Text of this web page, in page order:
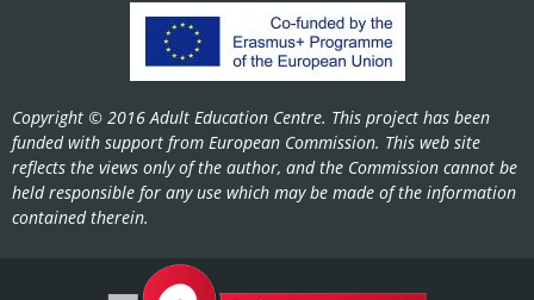
Copyright © 2016 Adult Education Centre. This project has been
funded with support from European Commission. This web site
reflects the views only of the author, and the Commission cannot be
held responsible for any use which may be made of the information
contained therein.